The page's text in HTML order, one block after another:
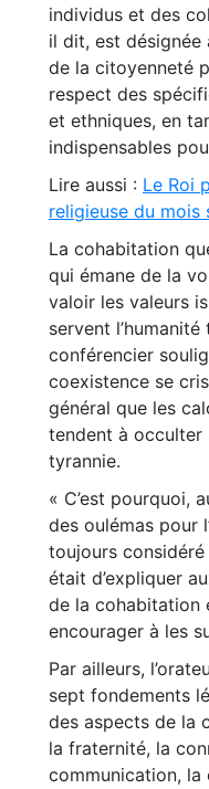
individus et des
il dit, est désignée
de la citoyenneté
respect des
et ethniques, en
indispensables
Lire aussi : Le Roi
religieuse du mois
La cohabitation
qui émane de la
valoir les valeurs
servent
conférencier
coexistence se
général que les
tendent à
tyrannie.
« C’est pourquoi,
des oulémas pour
toujours
était d’expliquer
de la cohabitation
encourager à les
Par ailleurs,
sept fondements
des aspects de la
la fraternité, la
communication, la